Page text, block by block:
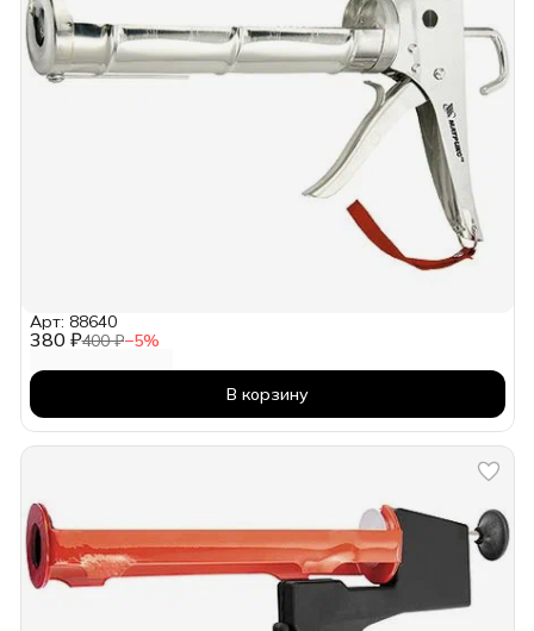
380 ₽400 ₽−5%
Арт: 88640
В корзину